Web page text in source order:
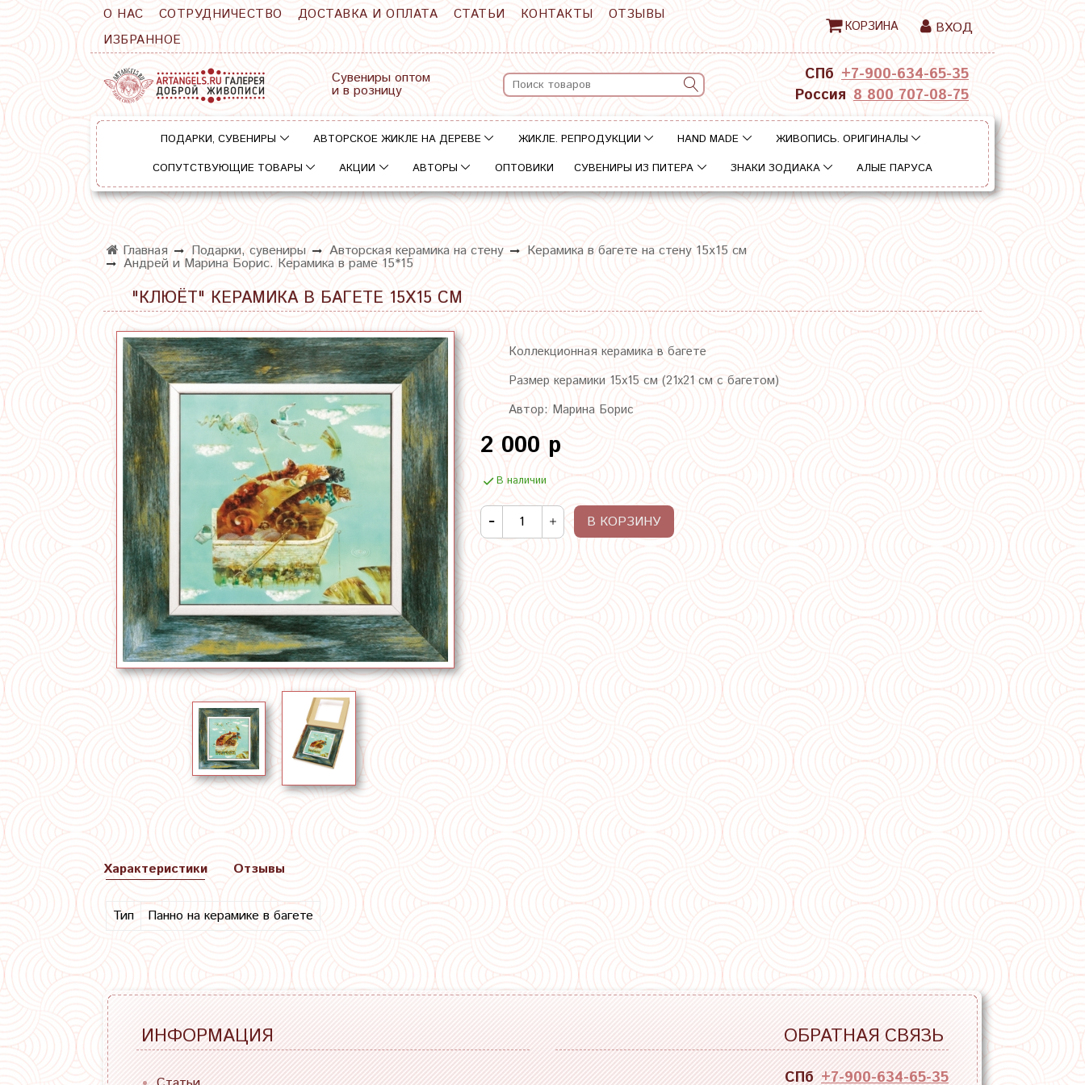
О НАС СОТРУДНИЧЕСТВО ДОСТАВКА И ОПЛАТА СТАТЬИ КОНТАКТЫ
ОТЗЫВЫ
ИЗБРАННОЕ
КОРЗИНА ВХОД
Сувениры оптом
и в розницу
СПб +7-900-634-65-35
Россия 8 800 707-08-75
ПОДАРКИ, СУВЕНИРЫ АВТОРСКОЕ ЖИКЛЕ НА ДЕРЕВЕ ЖИКЛЕ. РЕПРОДУКЦИИ HAND MADE
ЖИВОПИСЬ. ОРИГИНАЛЫ
СОПУТСТВУЮЩИЕ ТОВАРЫ
АКЦИИ АВТОРЫ ОПТОВИКИ СУВЕНИРЫ ИЗ ПИТЕРА ЗНАКИ ЗОДИАКА АЛЫЕ ПАРУСА
Главная Подарки, сувениры Авторская керамика на стену Керамика в багете на стену 15х15 см
Андрей и Марина Борис. Керамика в раме 15*15
"КЛЮЁТ" КЕРАМИКА В БАГЕТЕ 15Х15 СМ
Коллекционная керамика в багете
Размер керамики 15х15 см (21х21 см с багетом)
Автор: Марина Борис
2 000 р
В наличии
В КОРЗИНУ
Характеристики
Тип Панно на керамике в багете
Отзывы
ИНФОРМАЦИЯ ОБРАТНАЯ СВЯЗЬ
СПб +7-900-634-65-35